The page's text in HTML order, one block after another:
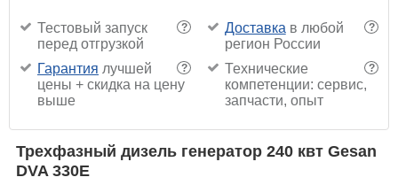
?
Тестовый запуск
перед отгрузкой
?
Доставка в любой
регион России
?
Гарантия лучшей
цены + скидка на цену
выше
?
Технические
компетенции: сервис,
запчасти, опыт
Трехфазный дизель генератор 240 квт Gesan
DVA 330E